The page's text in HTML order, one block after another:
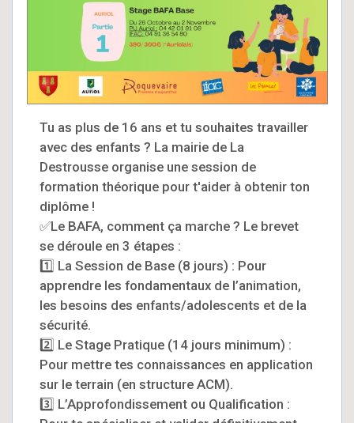
Tu as plus de 16 ans et tu souhaites travailler
avec des enfants ? La mairie de La
Destrousse organise une session de
formation théorique pour t'aider à obtenir ton
diplôme !
✅Le BAFA, comment ça marche ? Le brevet
se déroule en 3 étapes :
1️⃣ La Session de Base (8 jours) : Pour
apprendre les fondamentaux de l’animation,
les besoins des enfants/adolescents et de la
sécurité.
2️⃣ Le Stage Pratique (14 jours minimum) :
Pour mettre tes connaissances en application
sur le terrain (en structure ACM).
3️⃣ L’Approfondissement ou Qualification :